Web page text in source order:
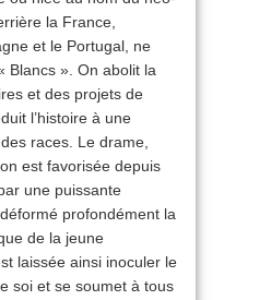
la France,
et le Portugal, ne
Blancs ». On abolit la
et des projets de
l’histoire à une
races. Le drame,
est favorisée depuis
une puissante
profondément la
de la jeune
laissée ainsi inoculer le
soi et se soumet à tous